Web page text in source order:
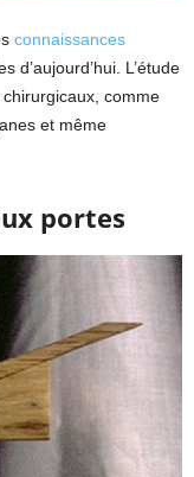
connaissances
d’aujourd’hui. L’étude
comme
et même
portes